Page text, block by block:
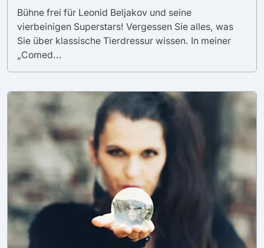
Bühne frei für Leonid Beljakov und seine
vierbeinigen Superstars! Vergessen Sie alles, was
Sie über klassische Tierdressur wissen. In meiner
„Comed...